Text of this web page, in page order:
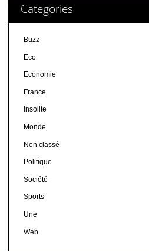
Categories
Buzz
Eco
Economie
France
Insolite
Monde
Non classé
Politique
Société
Sports
Une
Web